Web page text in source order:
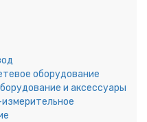
оборудование
и аксессуары